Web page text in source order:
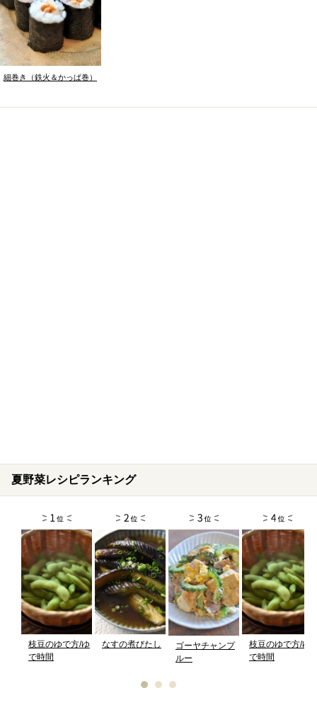
細巻き（鉄火＆かっぱ巻）
夏野菜レシピランキング
枝豆のゆで方/ゆ
で時間
なすの煮びたし
ゴーヤチャンプ
ルー
枝豆のゆで方/ゆ
で時間